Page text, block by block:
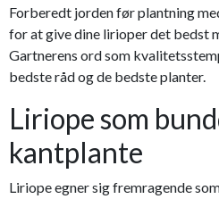
Forberedt jorden før plantning
for at give dine lirioper det bedst
Gartnerens ord som
bedste råd og de bedste planter.
Liriope som
kantplante
Liriope egner sig fremragende